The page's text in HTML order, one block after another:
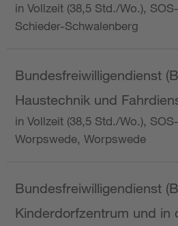
in Vollzeit (38,5 Std./Wo.),
Schieder-Schwalenberg
Bundesfreiwilligendienst
Haustechnik und
in Vollzeit (38,5 Std./Wo.),
Worpswede, Worpswede
Bundesfreiwilligendienst
Kinderdorfzentrum und in